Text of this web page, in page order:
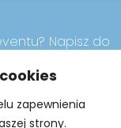
zapewnienia
strony.
Napisz do